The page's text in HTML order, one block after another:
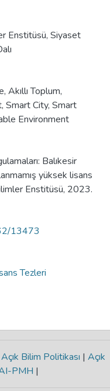
Enstitüsü, Siyaset
, Akıllı Toplum,
, Smart City, Smart
Environment
Balıkesir
yüksek lisans
Enstitüsü, 2023.
13473
Tezleri
Açık Bilim Politikası | Açık
PMH |